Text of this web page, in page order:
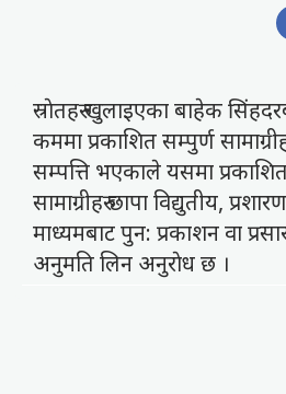
स्राेतहरु खुलाइएका बाहेक
कममा प्रकाशित सम्पुर्ण
सम्पत्ति भएकाले यसमा
सामाग्रीहरु छापा विद्युतीय,
माध्यमबाट पुन: प्रकाशन वा
अनुमति लिन अनुराेध छ ।